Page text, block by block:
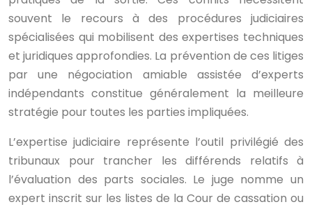
souvent le recours à des procédures judiciaires
spécialisées qui mobilisent des expertises techniques
et juridiques approfondies. La prévention de ces litiges
par une négociation amiable assistée d’experts
indépendants constitue généralement la meilleure
stratégie pour toutes les parties impliquées.
L’expertise judiciaire représente l’outil privilégié des
tribunaux pour trancher les différends relatifs à
l’évaluation des parts sociales. Le juge nomme un
expert inscrit sur les listes de la Cour de cassation ou